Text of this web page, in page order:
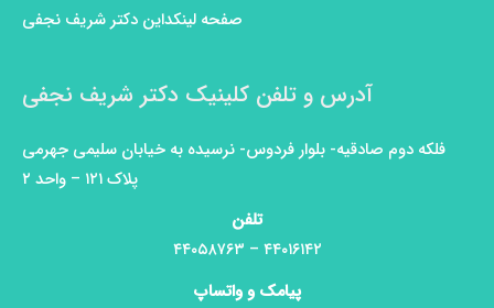
صفحه لینکداین دکتر شریف نجفی
آدرس و تلفن کلینیک دکتر شریف نجفی
فلکه دوم صادقیه- بلوار فردوس- نرسیده به خیابان سلیمی جهرمی
پلاک ۱۲۱ – واحد ۲
تلفن
۴۴۰۱۶۱۴۲ – ۴۴۰۵۸۷۶۳
پیامک و واتساپ